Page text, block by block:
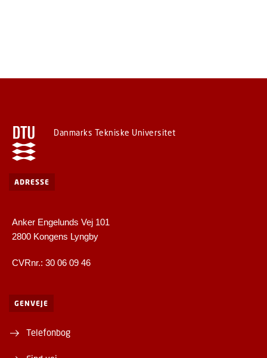
Danmarks Tekniske Universitet
ADRESSE
Anker Engelunds Vej 101
2800 Kongens Lyngby
CVRnr.: 30 06 09 46
GENVEJE
Telefonbog